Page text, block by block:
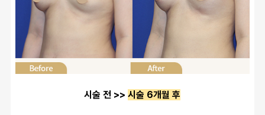
시술 전 >> 시술 6개월 후